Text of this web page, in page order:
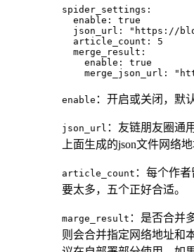
spider_settings :
  enable
:
true
  json_url
:
"https://
  article_count
:
5
  merge_result
:
    enable
:
true
    merge_json_url
:
enable ：开启或关闭，默
json_url ：友链朋友圈通
上面生成的json文件网络地
article_count ：每个作
要太多，五个正好合适。
marge_result ：是否合并
则会合并指定网络地址和